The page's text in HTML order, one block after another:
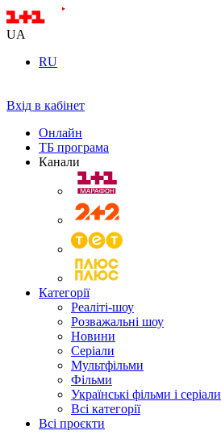
UA
RU
Вхід в кабінет
Онлайн
ТБ програма
Канали
Категорії
Реаліті-шоу
Розважальні шоу
Новини
Серіали
Мультфільми
Фільми
Українські фільми і серіали
Всі категорії
Всі проєкти